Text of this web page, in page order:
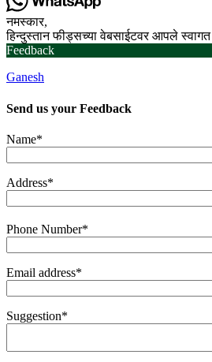
नमस्कार,
हिन्दुस्तान फीड्सच्या वेबसाईटवर आपले
Feedback
Ganesh
Send us your Feedback
Name*
Address*
Phone Number*
Email address*
Suggestion*